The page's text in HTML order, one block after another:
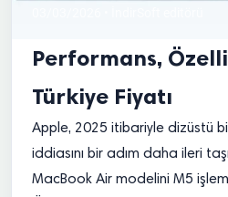
Performans,
Türkiye Fiyatı
Apple, 2025 itibariyle dizüstü
iddiasını bir adım daha ileri
MacBook Air modelini M5